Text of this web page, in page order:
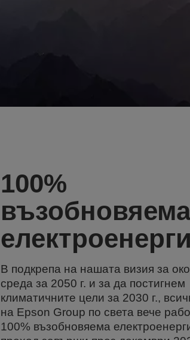
100%
възобновяема
В подкрепа на нашата визия за
среда за 2050 г. и за да постигнем
климатичните цели за 2030 г.,
на Epson Group по света вече
100% възобновяема